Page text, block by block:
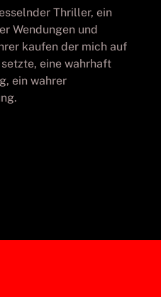
Thriller, ein
Wendungen und
kaufen der mich auf
eine wahrhaft
ein wahrer